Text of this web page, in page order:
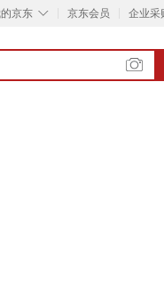
◇
京东 京东会员 企业采